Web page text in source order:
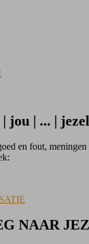
| jou | ... |
en fout, meningen
NAAR